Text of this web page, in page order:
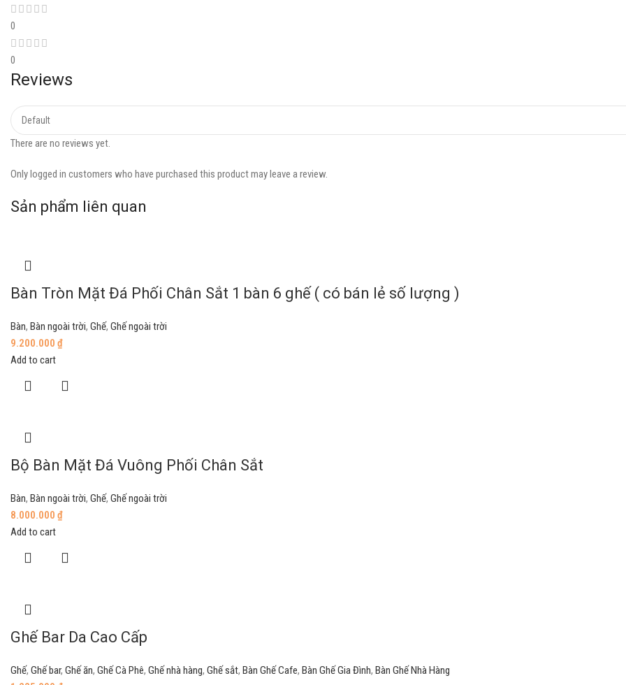
0
0
Reviews
There are no reviews yet.
Only logged in customers who have purchased this product may leave a review.
Sản phẩm liên quan
Bàn Tròn Mặt Đá Phối Chân Sắt 1 bàn 6 ghế ( có bán lẻ số lượng )
Bàn, Bàn ngoài trời, Ghế, Ghế ngoài trời
9.200.000 ₫
Add to cart
Bộ Bàn Mặt Đá Vuông Phối Chân Sắt
Bàn, Bàn ngoài trời, Ghế, Ghế ngoài trời
8.000.000 ₫
Add to cart
Ghế Bar Da Cao Cấp
Ghế, Ghế bar, Ghế ăn, Ghế Cà Phê, Ghế nhà hàng, Ghế sắt, Bàn Ghế Cafe, Bàn Ghế Gia Đình, Bàn Ghế Nhà Hàng